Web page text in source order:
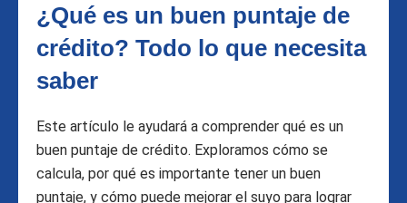
¿Qué es un buen puntaje de
crédito? Todo lo que necesita
saber
Este artículo le ayudará a comprender qué es un
buen puntaje de crédito. Exploramos cómo se
calcula, por qué es importante tener un buen
puntaje, y cómo puede mejorar el suyo para lograr